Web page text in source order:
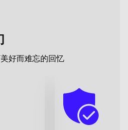
摇滚音乐，使这部作品特别富
同寻常的组合增强了对编舞意
洞察作品的本质。
舞台成为经典与现代相遇的地
色所经历的戏剧事件的中心。
活动，我们建议您
在我们的网
(Boris Eifman) 的芭蕾舞剧
好而难忘的回忆